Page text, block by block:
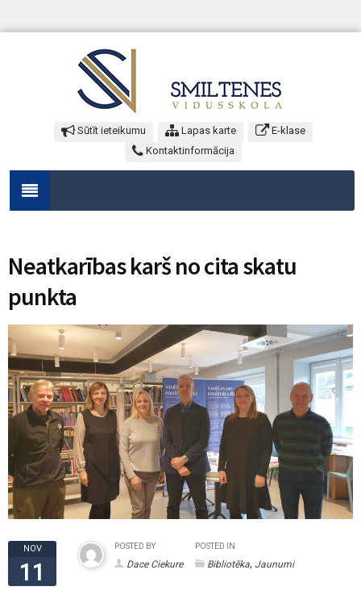
Sūtīt ieteikumu Lapas karte
E-klase
Kontaktinformācija
Neatkarības karš no cita skatu
punkta
NOV
11
POSTED BY
Dace Ciekure
POSTED IN
Bibliotēka, Jaunumi